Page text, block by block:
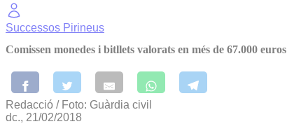
Successos Pirineus
Comissen monedes i bitllets valorats en més de 67.000 euros
Redacció / Foto: Guàrdia civil
dc., 21/02/2018